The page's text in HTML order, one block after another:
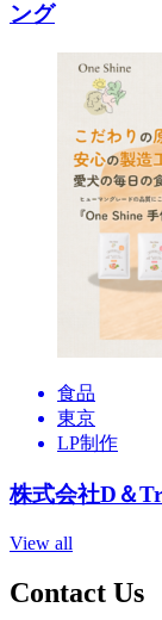
ング
食品
東京
LP制作
株式会社D＆
View all
Contact Us